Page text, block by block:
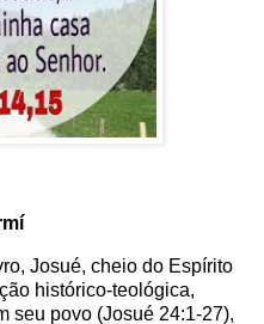
Josué, cheio do Espírito
histórico-teológica,
seu povo (Josué 24:1-27),